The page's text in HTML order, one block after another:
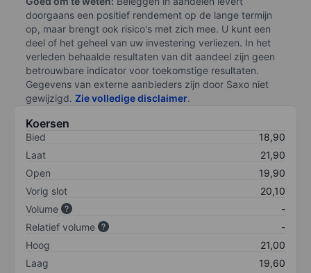
doorgaans een positief rendement op de lange termijn
op, maar brengt ook risico's met zich mee. U kunt een
deel of het geheel van uw investering verliezen. In het
verleden behaalde resultaten van dit aandeel zijn geen
betrouwbare indicator voor toekomstige resultaten.
Gegevens van externe aanbieders zijn door Saxo niet
gewijzigd. Zie volledige disclaimer.
Koersen
Bied
18,90
Laat
21,90
Open
19,90
Vorig slot
20,10
Volume
-
Relatief volume
-
Hoog
21,00
Laag
19,60